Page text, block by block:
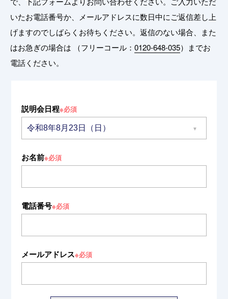
いたお電話番号か、メールアドレスに数日中にご返信差し上
げますのでしばらくお待ちください。 返信のない場合、また
はお急ぎの場合は （フリーコール： 0120-648-035）までお
電話ください。
説明会日程※必須
お名前※必須
電話番号※必須
メールアドレス※必須